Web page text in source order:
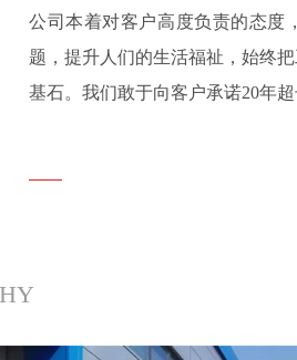
公司本着对客户高度负责的态度
题 ，提升人们的生活福祉，始终
基石。我们敢于向客户承诺20年超